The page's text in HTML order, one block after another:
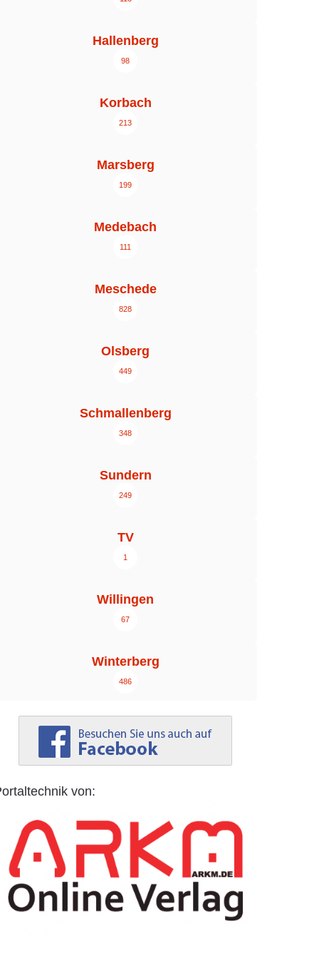
Hallenberg
98
Korbach
213
Marsberg
199
Medebach
111
Meschede
828
Olsberg
449
Schmallenberg
348
Sundern
249
TV
1
Willingen
67
Winterberg
486
von: